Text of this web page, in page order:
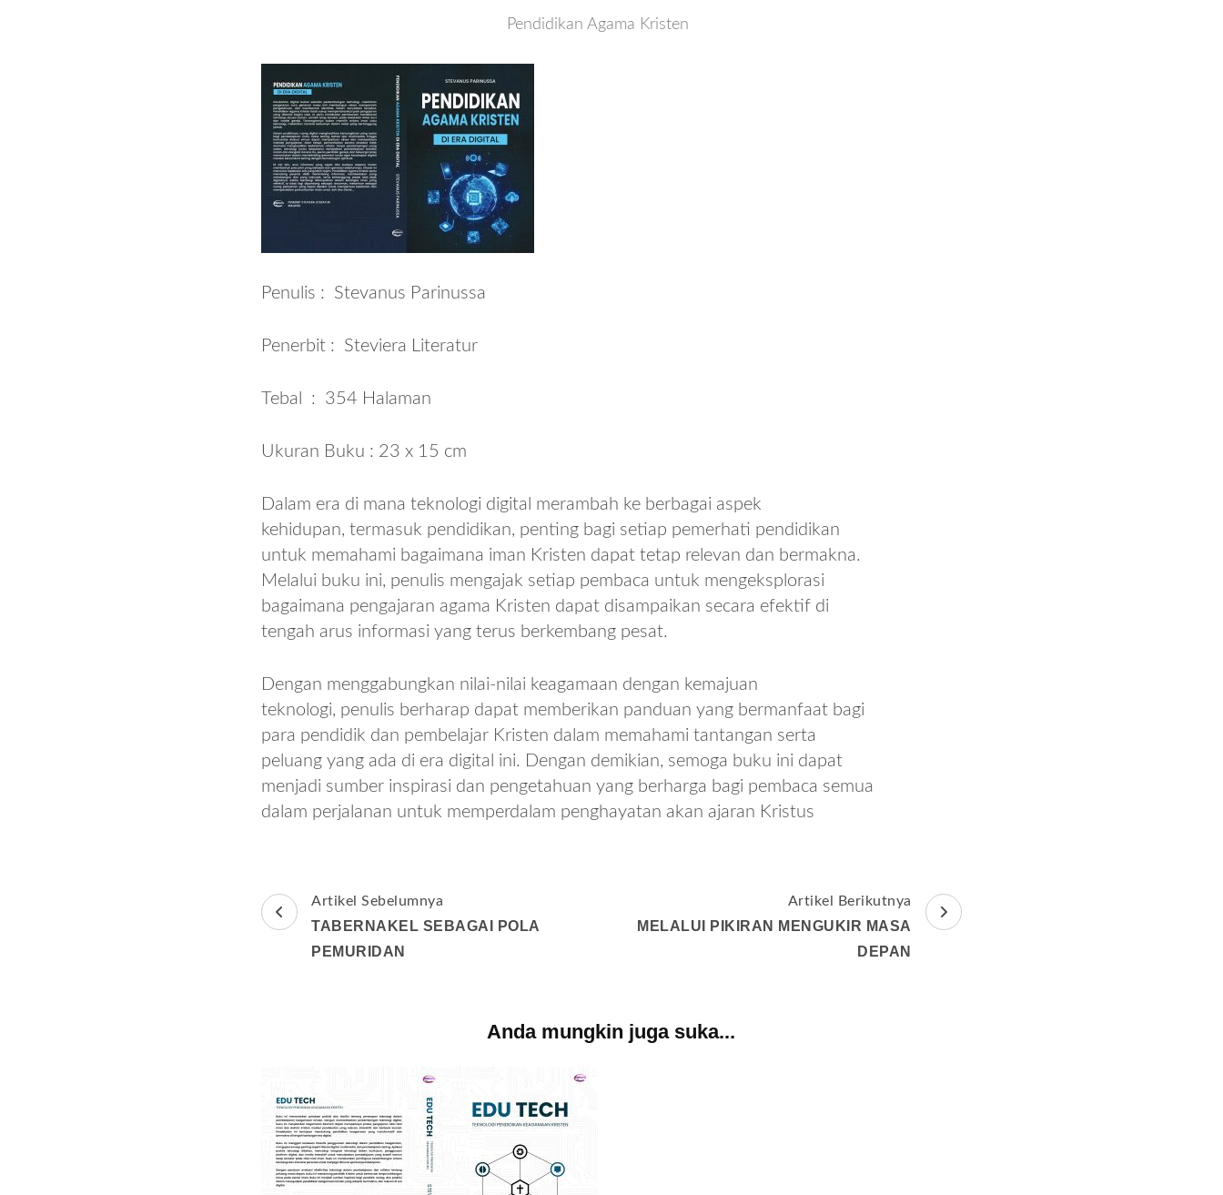
Pendidikan Agama Kristen
Penulis : Stevanus Parinussa
Penerbit : Steviera Literatur
Tebal : 354 Halaman
Ukuran Buku : 23 x 15 cm
Dalam era di mana teknologi digital merambah ke berbagai aspek
kehidupan, termasuk pendidikan, penting bagi setiap pemerhati pendidikan
untuk memahami bagaimana iman Kristen dapat tetap relevan dan bermakna.
Melalui buku ini, penulis mengajak setiap pembaca untuk mengeksplorasi
bagaimana pengajaran agama Kristen dapat disampaikan secara efektif di
tengah arus informasi yang terus berkembang pesat.
Dengan menggabungkan nilai-nilai keagamaan dengan kemajuan
teknologi, penulis berharap dapat memberikan panduan yang bermanfaat bagi
para pendidik dan pembelajar Kristen dalam memahami tantangan serta
peluang yang ada di era digital ini. Dengan demikian, semoga buku ini dapat
menjadi sumber inspirasi dan pengetahuan yang berharga bagi pembaca semua
dalam perjalanan untuk memperdalam penghayatan akan ajaran Kristus
Navigasi
Artikel
Artikel Sebelumnya
TABERNAKEL SEBAGAI POLA
PEMURIDAN
Artikel Berikutnya
MELALUI PIKIRAN MENGUKIR MASA
DEPAN
Anda mungkin juga suka...